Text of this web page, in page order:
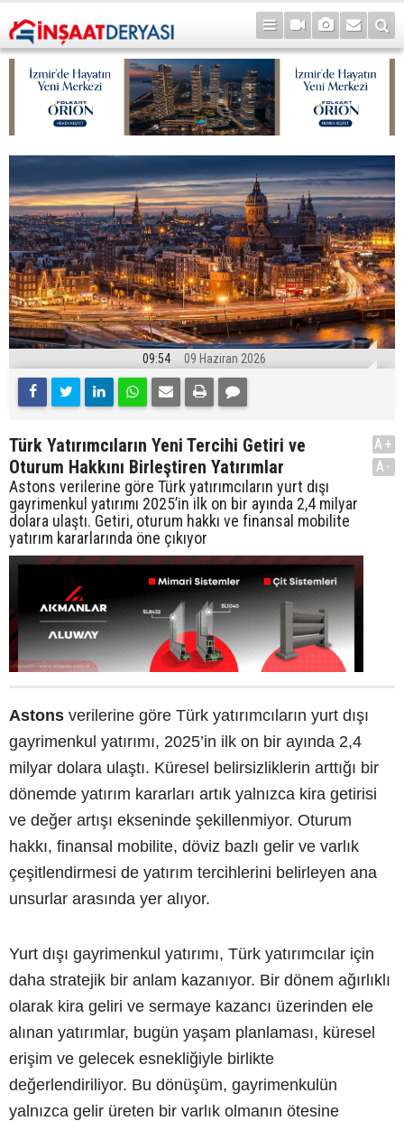
09:54 09 Haziran 2026
Türk Yatırımcıların Yeni Tercihi Getiri ve
Oturum Hakkını Birleştiren Yatırımlar
Astons verilerine göre Türk yatırımcıların yurt dışı
gayrimenkul yatırımı 2025’in ilk on bir ayında 2,4 milyar
dolara ulaştı. Getiri, oturum hakkı ve finansal mobilite
yatırım kararlarında öne çıkıyor
A+
A-
Astons verilerine göre Türk yatırımcıların yurt dışı
gayrimenkul yatırımı, 2025’in ilk on bir ayında 2,4
milyar dolara ulaştı. Küresel belirsizliklerin arttığı bir
dönemde yatırım kararları artık yalnızca kira getirisi
ve değer artışı ekseninde şekillenmiyor. Oturum
hakkı, finansal mobilite, döviz bazlı gelir ve varlık
çeşitlendirmesi de yatırım tercihlerini belirleyen ana
unsurlar arasında yer alıyor.
Yurt dışı gayrimenkul yatırımı, Türk yatırımcılar için
daha stratejik bir anlam kazanıyor. Bir dönem ağırlıklı
olarak kira geliri ve sermaye kazancı üzerinden ele
alınan yatırımlar, bugün yaşam planlaması, küresel
erişim ve gelecek esnekliğiyle birlikte
değerlendiriliyor. Bu dönüşüm, gayrimenkulün
yalnızca gelir üreten bir varlık olmanın ötesine